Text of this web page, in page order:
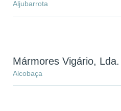
Aljubarrota
Mármores Vigário, Lda.
Alcobaça